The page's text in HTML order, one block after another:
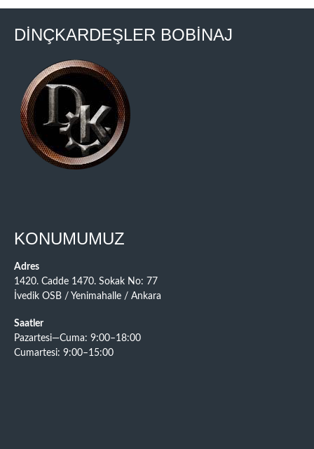
DİNÇKARDEŞLER BOBİNAJ
KONUMUMUZ
Adres
1420. Cadde 1470. Sokak No: 77
İvedik OSB / Yenimahalle / Ankara
Saatler
Pazartesi—Cuma: 9:00–18:00
Cumartesi: 9:00–15:00